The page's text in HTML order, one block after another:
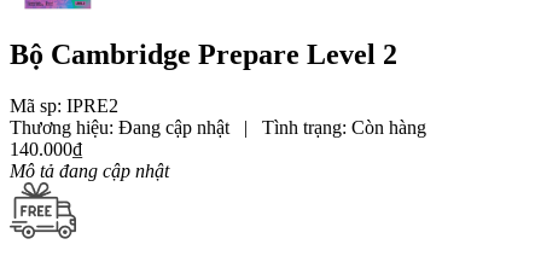
Bộ Cambridge Prepare Level 2
Mã sp: IPRE2
Thương hiệu: Đang cập nhật | Tình trạng: Còn hàng
140.000₫
Mô tả đang cập nhật